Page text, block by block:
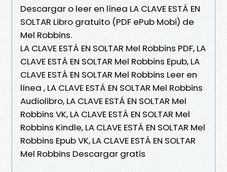
Descargar o leer en línea LA CLAVE ESTÁ EN
SOLTAR Libro gratuito (PDF ePub Mobi) de
Mel Robbins.
LA CLAVE ESTÁ EN SOLTAR Mel Robbins PDF, LA
CLAVE ESTÁ EN SOLTAR Mel Robbins Epub, LA
CLAVE ESTÁ EN SOLTAR Mel Robbins Leer en
línea , LA CLAVE ESTÁ EN SOLTAR Mel Robbins
Audiolibro, LA CLAVE ESTÁ EN SOLTAR Mel
Robbins VK, LA CLAVE ESTÁ EN SOLTAR Mel
Robbins Kindle, LA CLAVE ESTÁ EN SOLTAR Mel
Robbins Epub VK, LA CLAVE ESTÁ EN SOLTAR
Mel Robbins Descargar gratis